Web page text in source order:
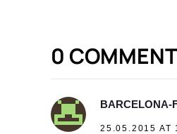
0 COMMENT
BARCELONA-
25.05.2015 AT